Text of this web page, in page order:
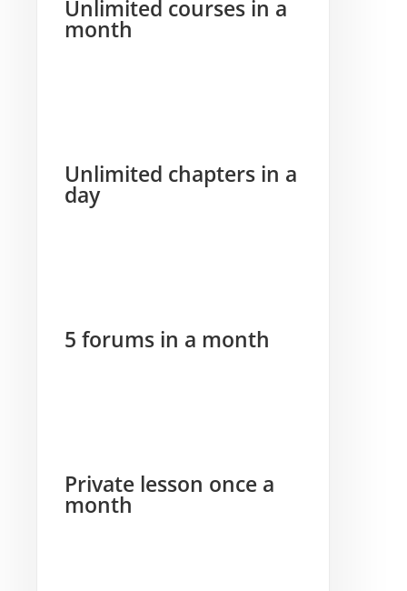
Unlimited courses in a
month
Unlimited chapters in a
day
5 forums in a month
Private lesson once a
month